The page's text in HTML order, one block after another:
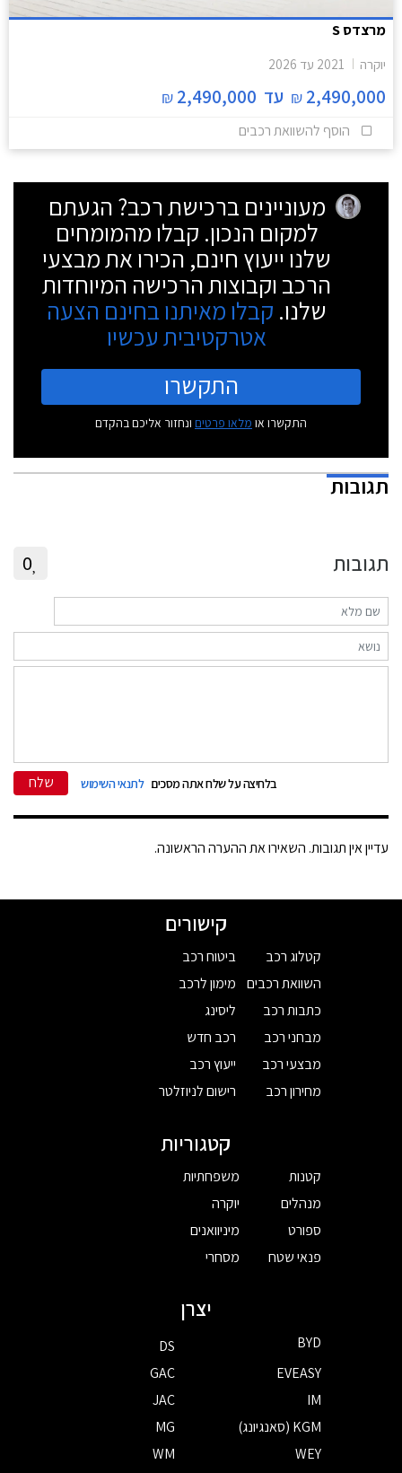
מרצדס S
יוקרה 2021 עד 2026
2,490,000
₪ עד 2,490,000
₪
הוסף להשוואת רכבים
מעוניינים ברכישת רכב? הגעתם
למקום הנכון. קבלו מהמומחים
שלנו ייעוץ חינם, הכירו את מבצעי
הרכב וקבוצות הרכישה המיוחדות
שלנו. קבלו מאיתנו בחינם הצעה
אטרקטיבית עכשיו
התקשרו
התקשרו או מלאו פרטים ונחזור אליכם בהקדם
תגובות
תגובות 0
בלחיצה על שלח אתה מסכים לתנאי השימוש שלח
עדיין אין תגובות. השאירו את ההערה הראשונה.
קישורים
קטלוג רכב
השוואת רכבים
כתבות רכב
מבחני רכב
מבצעי רכב
מחירון רכב
ביטוח רכב
מימון לרכב
ליסינג
רכב חדש
ייעוץ רכב
רישום לניוזלטר
קטגוריות
קטנות
מנהלים
ספורט
פנאי שטח
משפחתיות
יוקרה
מיניוואנים
מסחרי
יצרן
BYD
DS
EVEASY
GAC
IM
JAC
KGM (סאנגיונג)
MG
WEY
WM